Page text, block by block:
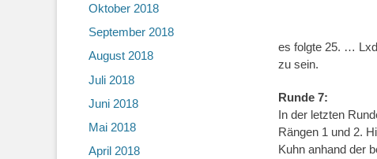
es folgte 25. …
zu sein.
Runde 7:
In der letzten
Rängen 1 und 2.
Kuhn anhand der
Oktober 2018
September 2018
August 2018
Juli 2018
Juni 2018
Mai 2018
April 2018